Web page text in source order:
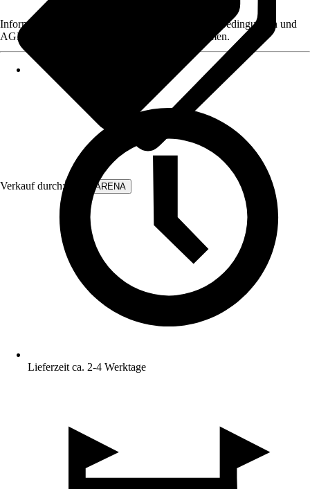
Verkauf durch: WALLARENA
Informationen des Verkäufers, wie z. B. Rückgabebedingungen und
AGB, finden Sie bei Klick auf den Verkäufernamen.
Lieferzeit ca. 2-4 Werktage